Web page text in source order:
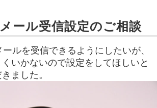
ール受信設定のご相談
ルを受信できるようにしたいが、
いかないので設定をしてほしいと
ました。